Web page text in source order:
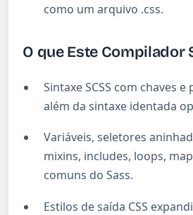
como um arquivo .css.
O que Este Compilador
Sintaxe SCSS com chaves
além da sintaxe identada
Variáveis, seletores
mixins, includes, loops,
comuns do Sass.
Estilos de saída CSS